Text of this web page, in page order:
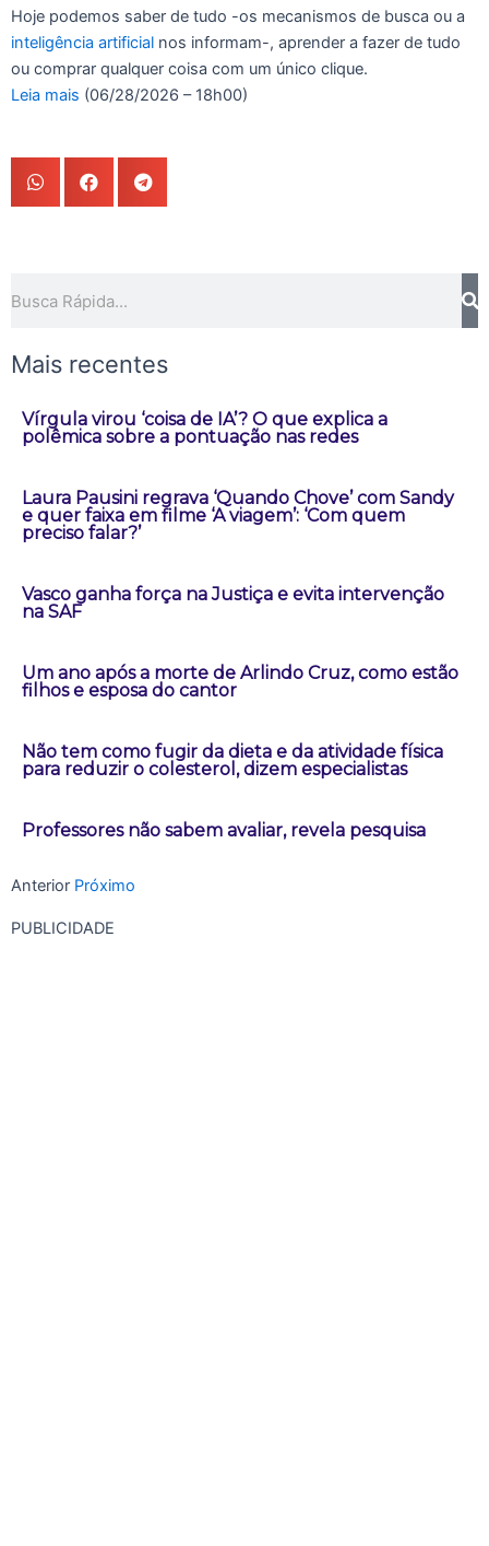
Hoje podemos saber de tudo -os mecanismos de busca ou a
inteligência artificial nos informam-, aprender a fazer de tudo
ou comprar qualquer coisa com um único clique.
Leia mais (06/28/2026 – 18h00)
Mais recentes
Vírgula virou ‘coisa de IA’? O que explica a
polêmica sobre a pontuação nas redes
Laura Pausini regrava ‘Quando Chove’ com Sandy
e quer faixa em filme ‘A viagem’: ‘Com quem
preciso falar?’
Vasco ganha força na Justiça e evita intervenção
na SAF
Um ano após a morte de Arlindo Cruz, como estão
filhos e esposa do cantor
Não tem como fugir da dieta e da atividade física
para reduzir o colesterol, dizem especialistas
Professores não sabem avaliar, revela pesquisa
Anterior Próximo
PUBLICIDADE